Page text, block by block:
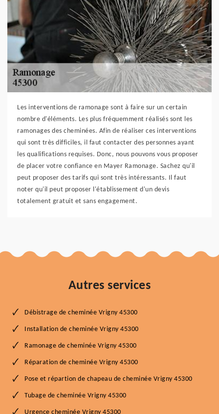
Les interventions de ramonage sont à faire sur un certain
nombre d'éléments. Les plus fréquemment réalisés sont les
ramonages des cheminées. Afin de réaliser ces interventions
qui sont très difficiles, il faut contacter des personnes ayant
les qualifications requises. Donc, nous pouvons vous proposer
de placer votre confiance en Mayer Ramonage. Sachez qu'il
peut proposer des tarifs qui sont très intéressants. Il faut
noter qu'il peut proposer l'établissement d'un devis
totalement gratuit et sans engagement.
Autres services
Débistrage de cheminée Vrigny 45300
Installation de cheminée Vrigny 45300
Ramonage de cheminée Vrigny 45300
Réparation de cheminée Vrigny 45300
Pose et répartion de chapeau de cheminée Vrigny 45300
Tubage de cheminée Vrigny 45300
Urgence cheminée Vrigny 45300